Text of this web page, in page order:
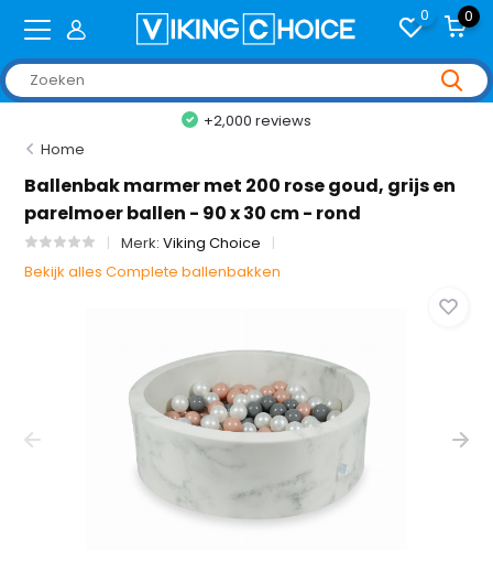
0 0
+2,000 reviews
Home
Ballenbak marmer met 200 rose goud, grijs en
parelmoer ballen - 90 x 30 cm - rond
Merk:Viking Choice
Bekijk alles Complete ballenbakken